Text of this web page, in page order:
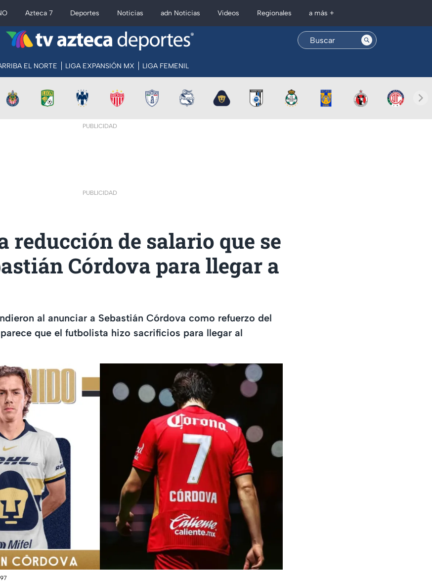
Azteca 7 Deportes Noticias adn Noticias Videos Regionales a más +
EL NORTE LIGA EXPANSIÓN MX LIGA FEMENIL
PUBLICIDAD
PUBLICIDAD
reducción de salario que se
Córdova para llegar a
al anunciar a Sebastián Córdova como refuerzo del
que el futbolista hizo sacrificios para llegar al